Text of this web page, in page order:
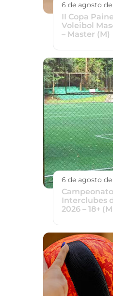
6 de agosto de
II Copa
Voleibol
– Master (M)
6 de agosto de
Campeonato
Interclubes
2026 – 18+